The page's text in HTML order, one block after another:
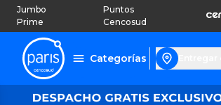
Jumbo
Prime
Puntos
Cencosud
Categorías